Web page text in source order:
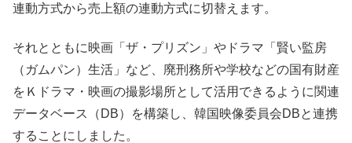
連動方式から売上額の連動方式に切替えます。
それとともに映画「ザ・プリズン」やドラマ「賢い監房
（ガムパン）生活」など、廃刑務所や学校などの国有財産
をＫドラマ・映画の撮影場所として活用できるように関連
データベース（DB）を構築し、韓国映像委員会DBと連携
することにしました。